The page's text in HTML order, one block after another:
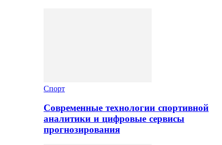
Спорт
Современные технологии спортивной
аналитики и цифровые сервисы
прогнозирования